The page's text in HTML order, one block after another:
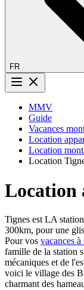
FR
Bouton menu
MMV
Guide
Vacances
Location
Location
Location
Location
Tignes est LA
300km, pour une
Pour vos vacances
famille de la station
mécaniques et de
voici le village des
charmant des